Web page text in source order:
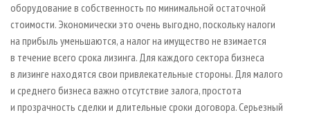
оборудование в собственность по минимальной остаточной
стоимости. Экономически это очень выгодно, поскольку налоги
на прибыль уменьшаются, а налог на имущество не взимается
в течение всего срока лизинга. Для каждого сектора бизнеса
в лизинге находятся свои привлекательные стороны. Для малого
и среднего бизнеса важно отсутствие залога, простота
и прозрачность сделки и длительные сроки договора. Серьезный